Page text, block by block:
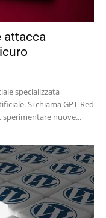
attacca
specializzata
Si chiama GPT-Red
nuove...